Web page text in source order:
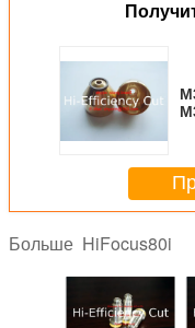
Больше HiFocus80i